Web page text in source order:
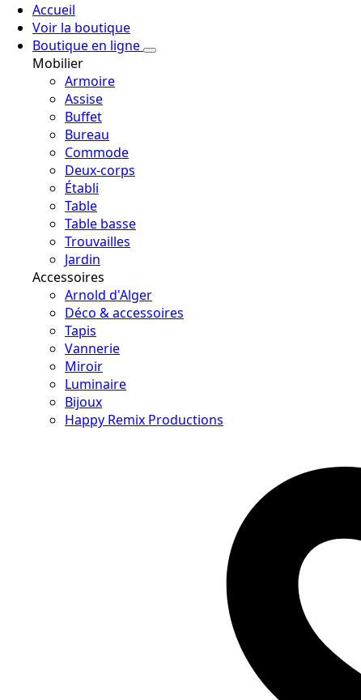
Accueil
Voir la boutique
Boutique en ligne
Mobilier
Armoire
Assise
Buffet
Bureau
Commode
Deux-corps
Établi
Table
Table basse
Trouvailles
Jardin
Accessoires
Arnold d'Alger
Déco & accessoires
Tapis
Vannerie
Miroir
Luminaire
Bijoux
Happy Remix Productions